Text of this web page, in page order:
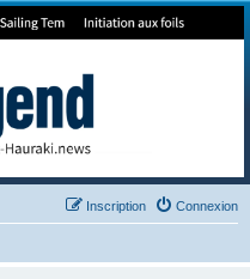
Connexion
Inscription